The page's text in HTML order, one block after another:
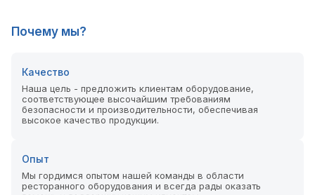
Почему мы?
Качество
Наша цель - предложить клиентам оборудование,
соответствующее высочайшим требованиям
безопасности и производительности, обеспечивая
высокое качество продукции.
Опыт
Мы гордимся опытом нашей команды в области
ресторанного оборудования и всегда рады оказать